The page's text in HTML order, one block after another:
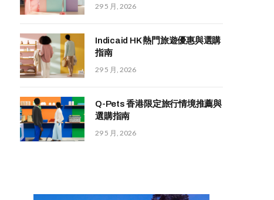
29 5 月, 2026
Indicaid HK 熱門旅遊優惠與選購
指南
29 5 月, 2026
Q-Pets 香港限定旅行情境推薦與
選購指南
29 5 月, 2026